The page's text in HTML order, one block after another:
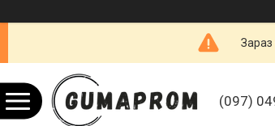
Зараз
(097)